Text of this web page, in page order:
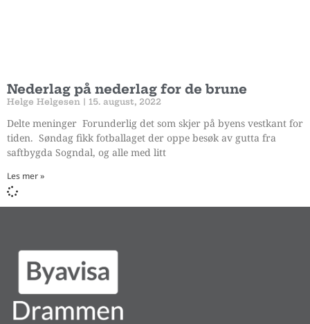
Nederlag på nederlag for de brune
Helge Helgesen 15. august, 2022
Delte meninger Forunderlig det som skjer på byens vestkant for
tiden. Søndag fikk fotballaget der oppe besøk av gutta fra
saftbygda Sogndal, og alle med litt
Les mer »